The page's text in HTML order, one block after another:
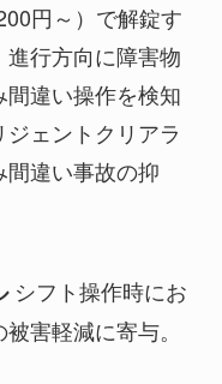
円～）で解錠す
行方向に障害物
違い操作を検知
ェントクリアラ
違い事故の抑
シフト操作時にお
害軽減に寄与。